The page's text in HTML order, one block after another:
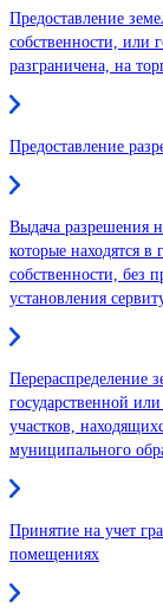
Предоставление
собственности, или
разграничена, на
Предоставление
Выдача разрешения
которые находятся
собственности, без
установления
Перераспределение
государственной
участков,
муниципального
Принятие на учет
помещениях